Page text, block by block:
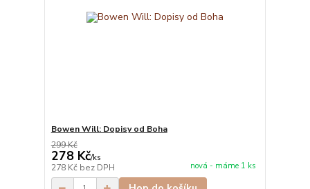
Bowen Will: Dopisy od Boha
299 Kč
278 Kč/ks
278 Kč bez DPH nová - máme 1 ks